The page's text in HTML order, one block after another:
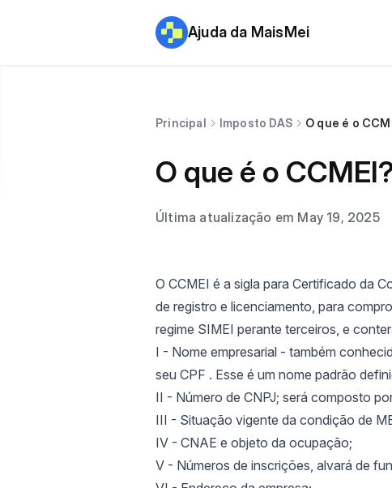
Ajuda da MaisMei
Principal Imposto DAS O que é o
O que é o
Última atualização em May 19, 2025
O CCMEI é a sigla para Certificado da
de registro e licenciamento, para
regime SIMEI perante terceiros, e
I - Nome empresarial - também
seu CPF . Esse é um nome padrão
II - Número de CNPJ; será composto
III - Situação vigente da condição de
IV - CNAE e objeto da ocupação;
V - Números de inscrições, alvará de